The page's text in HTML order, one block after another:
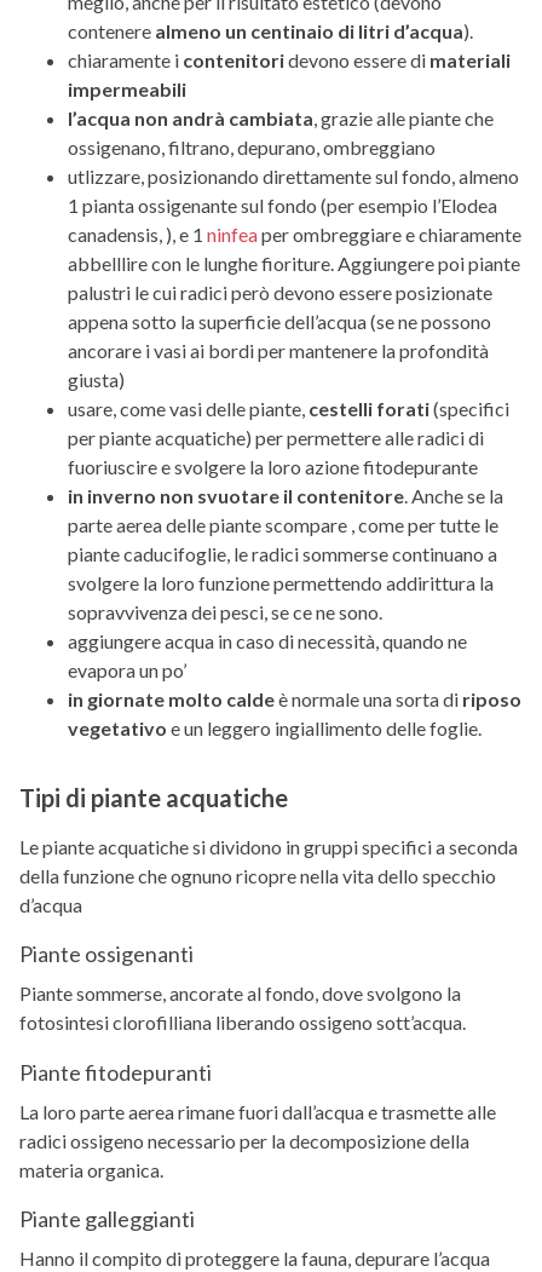
contenere almeno un centinaio di litri d’acqua).
chiaramente i contenitoridevono essere di materiali
impermeabili
l’acqua non andrà cambiata , grazie alle piante che
ossigenano, filtrano, depurano, ombreggiano
utlizzare, posizionando direttamente sul fondo, almeno
1 pianta ossigenante sul fondo (per esempio l’Elodea
canadensis, ), e 1 ninfeaper ombreggiare e chiaramente
abbelllire con le lunghe fioriture. Aggiungere poi piante
palustri le cui radici però devono essere posizionate
appena sotto la superficie dell’acqua (se ne possono
ancorare i vasi ai bordi per mantenere la profondità
giusta)
usare, come vasi delle piante, cestelli forati(specifici
per piante acquatiche) per permettere alle radici di
fuoriuscire e svolgere la loro azione fitodepurante
in inverno non svuotare il contenitore . Anche se la
parte aerea delle piante scompare , come per tutte le
piante caducifoglie, le radici sommerse continuano a
svolgere la loro funzione permettendo addirittura la
sopravvivenza dei pesci, se ce ne sono.
aggiungere acqua in caso di necessità, quando ne
evapora un po’
in giornate molto caldeè normale una sorta di riposo
vegetativo e un leggero ingiallimento delle foglie.
Tipi di piante acquatiche
Le piante acquatiche si dividono in gruppi specifici a seconda
della funzione che ognuno ricopre nella vita dello specchio
d’acqua
Piante ossigenanti
Piante sommerse, ancorate al fondo, dove svolgono la
fotosintesi clorofilliana liberando ossigeno sott’acqua.
Piante fitodepuranti
La loro parte aerea rimane fuori dall’acqua e trasmette alle
radici ossigeno necessario per la decomposizione della
materia organica.
Piante galleggianti
Hanno il compito di proteggere la fauna, depurare l’acqua